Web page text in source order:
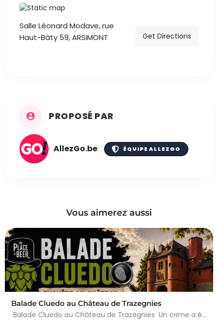
Salle Léonard Modave, rue
Haut-Bâty 59, ARSIMONT
Get Directions
PROPOSÉ PAR
AllezGo.be ÉQUIPE ALLEZGO
Vous aimerez aussi
Balade Cluedo au Château de Trazegnies
Balade Cluedo au Château de Trazegnies Un crime a été commis au Château de Trazegnies… À vous de résoudre…